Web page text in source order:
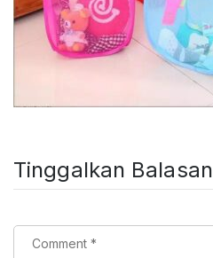
Tinggalkan Balasan